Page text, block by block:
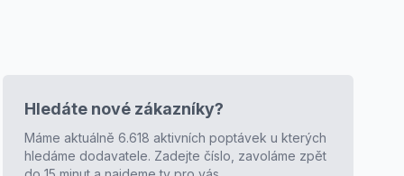
Hledáte nové zákazníky?
Máme aktuálně 6.618 aktivních poptávek u kterých
hledáme dodavatele. Zadejte číslo, zavoláme zpět